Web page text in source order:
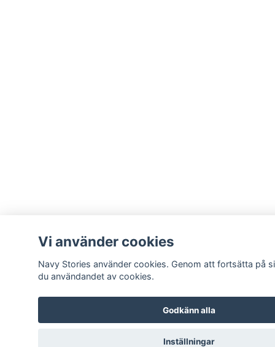
Vi använder cookies
Navy Stories använder cookies. Genom att fortsätta på
du användandet av cookies.
Godkänn alla
Inställningar